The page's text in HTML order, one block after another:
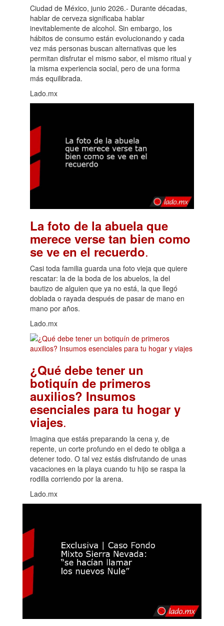
Ciudad de México, junio 2026.- Durante décadas,
hablar de cerveza significaba hablar
inevitablemente de alcohol. Sin embargo, los
hábitos de consumo están evolucionando y cada
vez más personas buscan alternativas que les
permitan disfrutar el mismo sabor, el mismo ritual y
la misma experiencia social, pero de una forma
más equilibrada.
Lado.mx
La foto de la abuela que
merece verse tan bien como
se ve en el recuerdo.
Casi toda familia guarda una foto vieja que quiere
rescatar: la de la boda de los abuelos, la del
bautizo de alguien que ya no está, la que llegó
doblada o rayada después de pasar de mano en
mano por años.
Lado.mx
¿Qué debe tener un
botiquín de primeros
auxilios? Insumos
esenciales para tu hogar y
viajes.
Imagina que estás preparando la cena y, de
repente, un corte profundo en el dedo te obliga a
detener todo. O tal vez estás disfrutando de unas
vacaciones en la playa cuando tu hijo se raspa la
rodilla corriendo por la arena.
Lado.mx